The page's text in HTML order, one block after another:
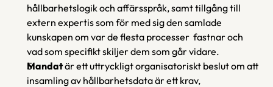
hållbarhetslogik och affärsspråk, samt tillgång till
extern expertis som för med sig den samlade
kunskapen om var de flesta processer  fastnar och
vad som specifikt skiljer dem som går vidare.
Mandat är ett uttryckligt organisatoriskt beslut om att
insamling av hållbarhetsdata är ett krav,